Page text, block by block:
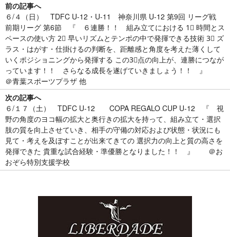
前の記事へ
６/４（日） TDFC U-12・U-11 神奈川県 U-12 第9回 リーグ戦
前期リーグ 第6節 『 ６連勝！！ 組み立てにおける 1⃣ 時間とス
ペースの使い方 2⃣ 早いリズムとテンポの中で発揮できる技術 3⃣ ズ
ラス・はがす・仕掛けるの判断を、距離感と角度を考えた薄くして
いくポジショニングから発揮する この3⃣点の向上が、連勝につなが
っています！！ さらなる成長を遂げていきましょう！！ 』
＠青葉スポーツプラザ 他
次の記事へ
６/１７（土） TDFC U-12 COPA REGALO CUP U-12 『 視
野の角度のヨコ幅の拡大と奥行きの拡大を持って、組み立て・選択
肢の質を向上させていき、相手の守備の対応および状態・状況にも
見て・考えを及ぼすことが出来てきての 選択力の向上と質の高さを
発揮できた 貴重な試合経験・準優勝となりました！！ 』 ＠お
おぞら特別支援学校